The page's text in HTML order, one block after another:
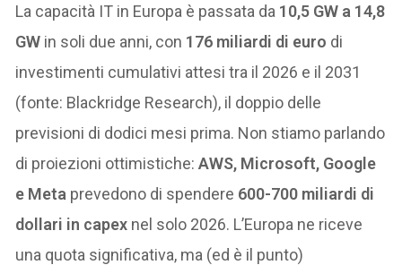
La capacità IT in Europa è passata da 10,5 GW a 14,8
GW in soli due anni, con 176 miliardi di euro di
investimenti cumulativi attesi tra il 2026 e il 2031
(fonte: Blackridge Research), il doppio delle
previsioni di dodici mesi prima. Non stiamo parlando
di proiezioni ottimistiche:AWS, Microsoft, Google
e Meta prevedono di spendere 600-700 miliardi di
dollari in capex nel solo 2026. L’Europa ne riceve
una quota significativa, ma (ed è il punto)